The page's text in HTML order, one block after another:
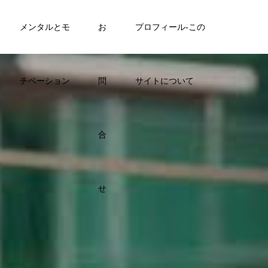
メンタルとモ
チベーション
お
問
合
せ
プロフィール-この
サイトについて